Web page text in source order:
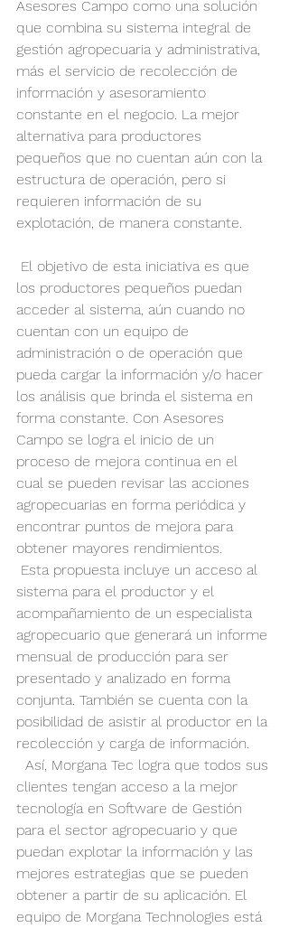
Asesores Campo como una solución
que combina su sistema integral de
gestión agropecuaria y administrativa,
más el servicio de recolección de
información y asesoramiento
constante en el negocio. La mejor
alternativa para productores
pequeños que no cuentan aún con la
estructura de operación, pero si
requieren información de su
explotación, de manera constante.
los productores pequeños puedan
acceder al sistema, aún cuando no
cuentan con un equipo de
administración o de operación que
pueda cargar la información y/o hacer
los análisis que brinda el sistema en
forma constante. Con Asesores
Campo se logra el inicio de un
proceso de mejora continua en el
cual se pueden revisar las acciones
agropecuarias en forma periódica y
encontrar puntos de mejora para
obtener mayores rendimientos.
sistema para el productor y el
acompañamiento de un especialista
agropecuario que generará un informe
mensual de producción para ser
presentado y analizado en forma
conjunta. También se cuenta con la
posibilidad de asistir al productor en la
recolección y carga de información.
clientes tengan acceso a la mejor
tecnología en Software de Gestión
para el sector agropecuario y que
puedan explotar la información y las
mejores estrategias que se pueden
obtener a partir de su aplicación. El
equipo de Morgana Technologies está